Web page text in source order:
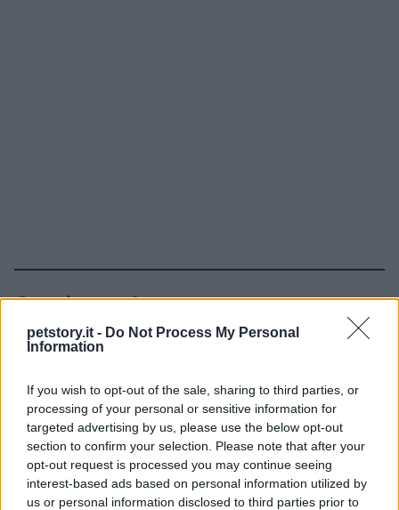
petstory.it - Do Not Process My Personal
Information
If you wish to opt-out of the sale, sharing to third parties, or
processing of your personal or sensitive information for
targeted advertising by us, please use the below opt-out
section to confirm your selection. Please note that after your
opt-out request is processed you may continue seeing
interest-based ads based on personal information utilized by
us or personal information disclosed to third parties prior to
Continua a leggere
CURIOSITÀ